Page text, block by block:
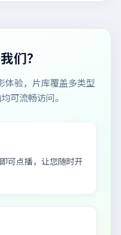
们？
体验，片库覆盖多类型
可流畅访问。
可点播，让您随时开